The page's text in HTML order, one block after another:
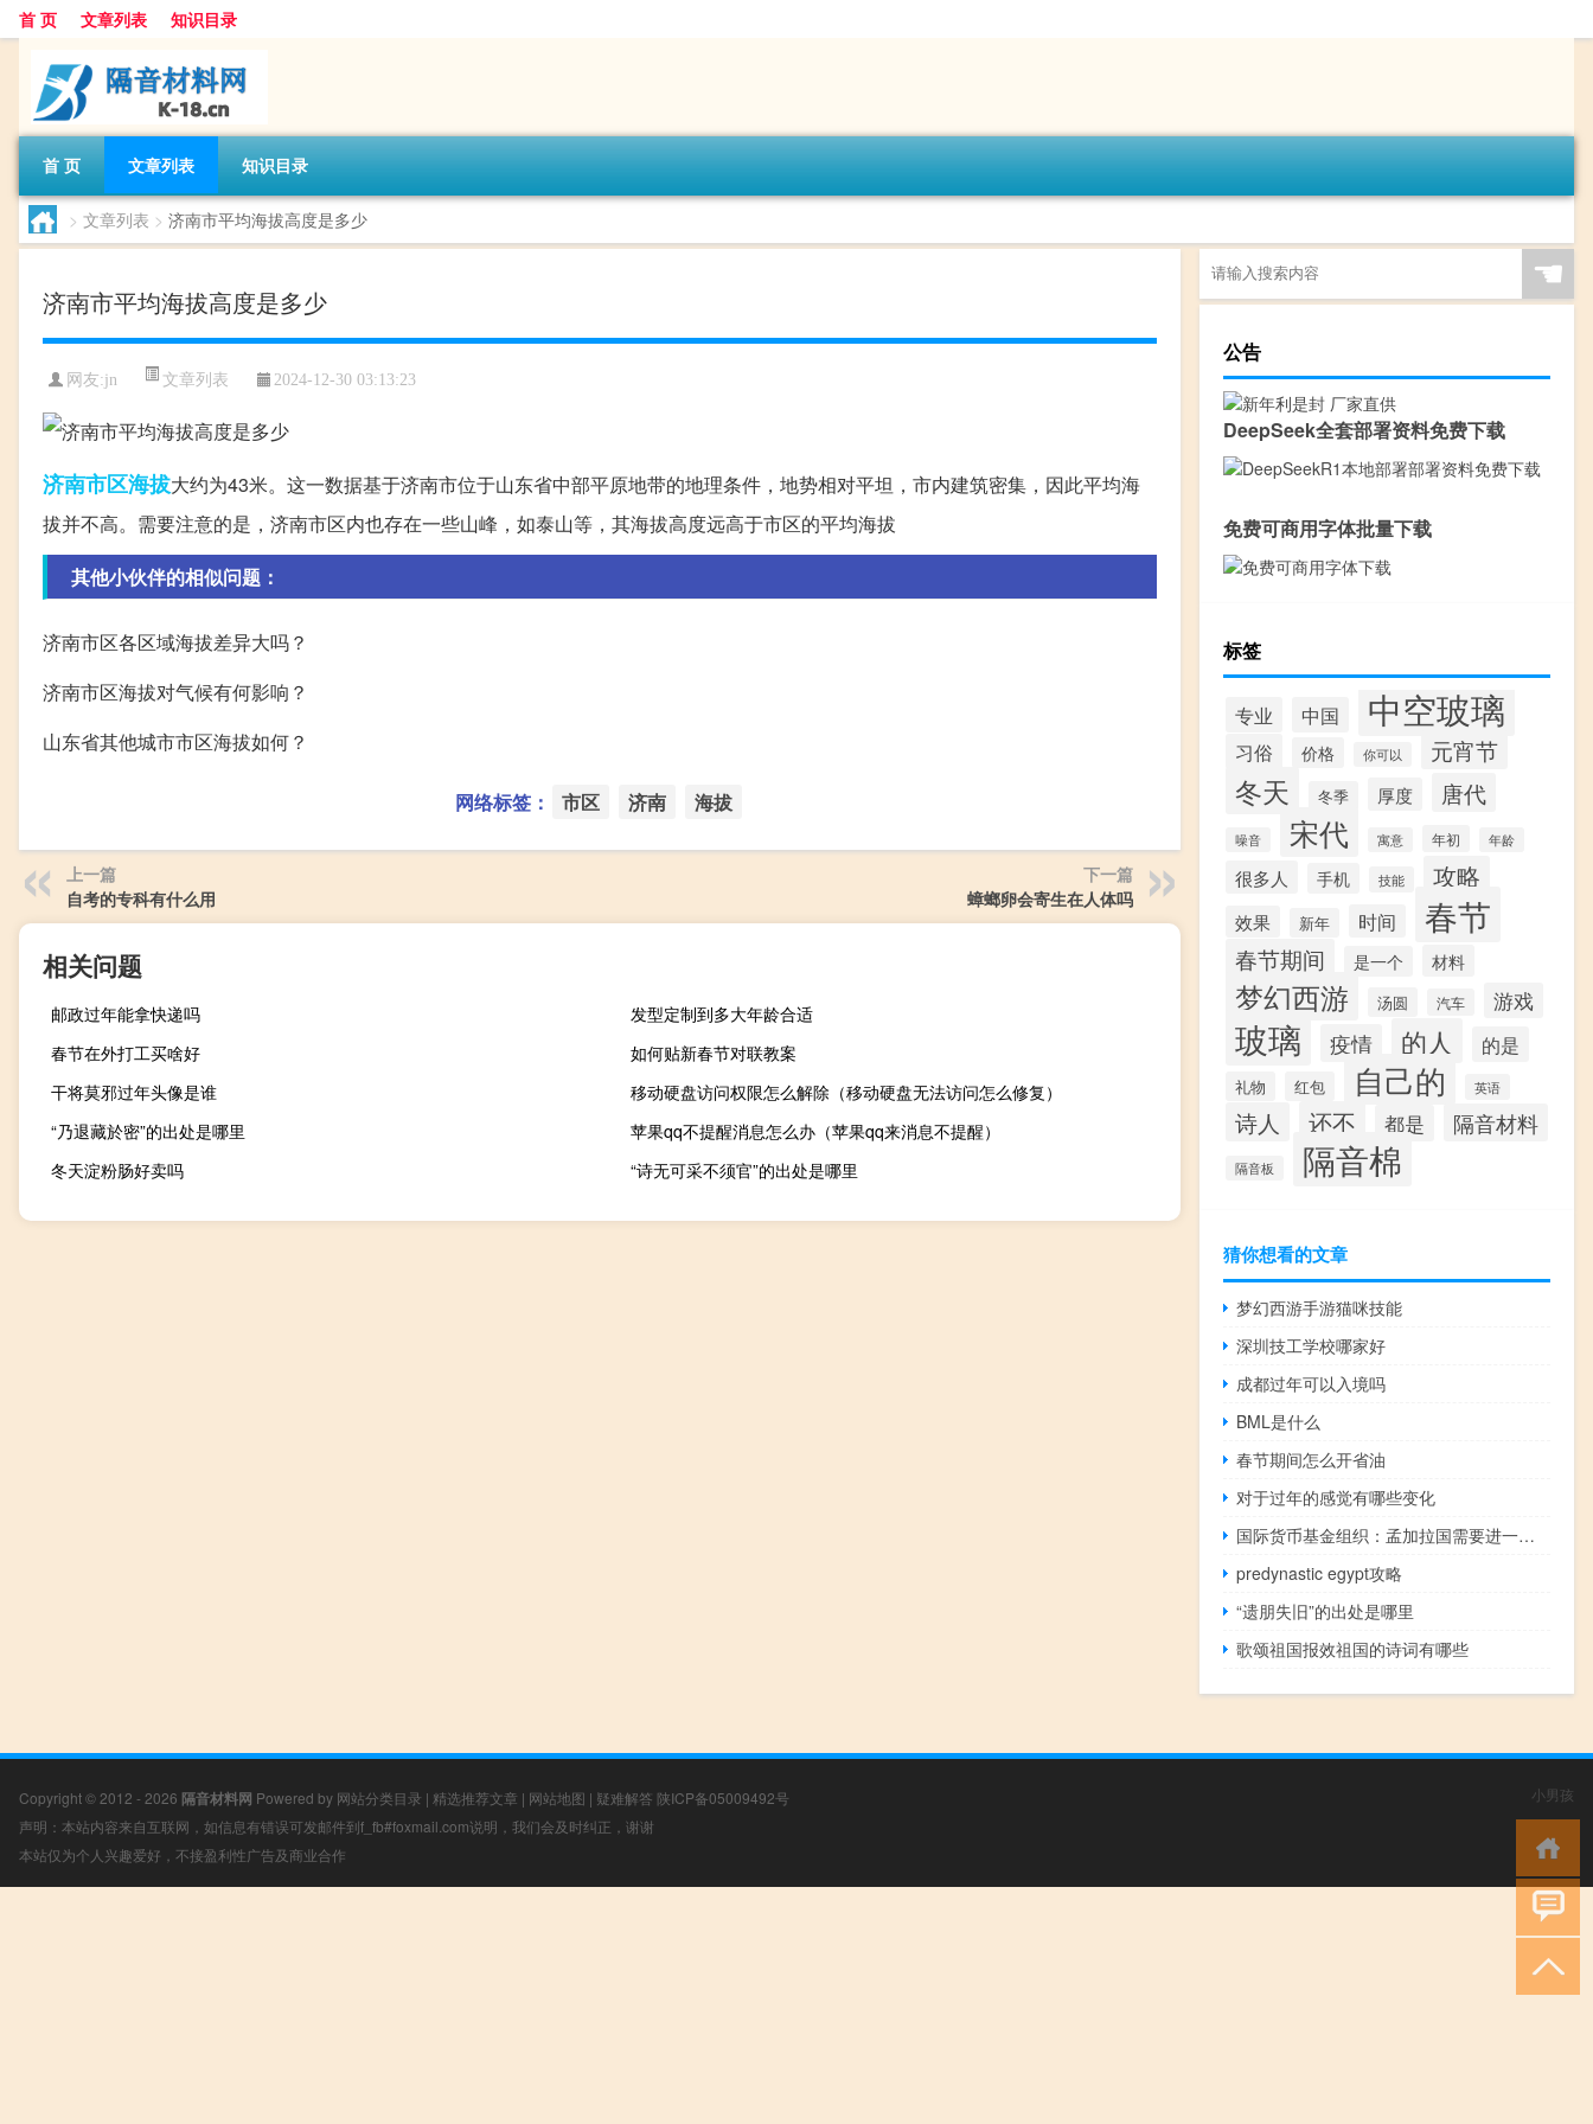
首 页 文章列表 知识目录
首 页 文章列表 知识目录
> 文章列表 > 济南市平均海拔高度是多少
济南市平均海拔高度是多少
网友:jn 文章列表 2024-12-30 03:13:23
济南市区海拔大约为43米。这一数据基于济南市位于山东省中部平原地带的地理条件，地势相对平坦，市内建筑密集，因此平均海
拔并不高。需要注意的是，济南市区内也存在一些山峰，如泰山等，其海拔高度远高于市区的平均海拔
其他小伙伴的相似问题：
济南市区各区域海拔差异大吗？
济南市区海拔对气候有何影响？
山东省其他城市市区海拔如何？
网络标签： 市区 济南 海拔
上一篇
自考的专科有什么用
下一篇
蟑螂卵会寄生在人体吗
相关问题
邮政过年能拿快递吗
发型定制到多大年龄合适
春节在外打工买啥好
如何贴新春节对联教案
干将莫邪过年头像是谁
移动硬盘访问权限怎么解除（移动硬盘无法访问怎么修复）
“乃退藏於密”的出处是哪里
苹果qq不提醒消息怎么办（苹果qq来消息不提醒）
冬天淀粉肠好卖吗
“诗无可采不须官”的出处是哪里
☚
公告
DeepSeek全套部署资料免费下载
免费可商用字体批量下载
标签
专业 中国 中空玻璃
习俗 价格 你可以 元宵节
冬天 冬季 厚度 唐代
噪音 宋代 寓意 年初 年龄
很多人 手机 技能 攻略
效果 新年 时间 春节
春节期间 是一个 材料
梦幻西游 汤圆 汽车 游戏
玻璃 疫情 的人 的是
礼物 红包 自己的 英语
诗人 还不 都是 隔音材料
隔音板 隔音棉
猜你想看的文章
梦幻西游手游猫咪技能
深圳技工学校哪家好
成都过年可以入境吗
BML是什么
春节期间怎么开省油
对于过年的感觉有哪些变化
国际货币基金组织：孟加拉国需要进一步加强货币政策
predynastic egypt攻略
“遗朋失旧”的出处是哪里
歌颂祖国报效祖国的诗词有哪些
Copyright © 2012 - 2026 隔音材料网 Powered by 网站分类目录 | 精选推荐文章 | 网站地图 | 疑难解答 陕ICP备05009492号
声明：本站内容来自互联网，如信息有错误可发邮件到f_fb#foxmail.com说明，我们会及时纠正，谢谢
本站仅为个人兴趣爱好，不接盈利性广告及商业合作
小男孩